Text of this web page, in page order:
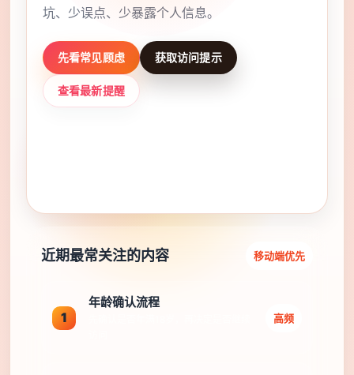
坑、少误点、少暴露个人信息。
先看常见顾虑 获取访问提示
查看最新提醒
近期最常关注的内容 移动端优先
1
年龄确认流程
高频